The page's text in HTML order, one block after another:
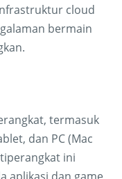
cloud
bermain
termasuk
dan PC (Mac
ini